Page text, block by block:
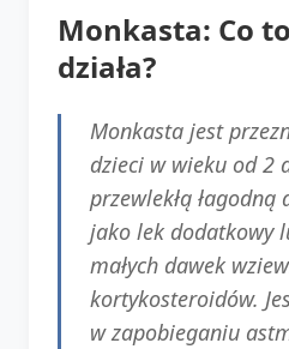
Monkasta: Co
działa?
Monkasta jest
dzieci w wieku od 2
przewlekłą
jako lek dodatkowy
małych dawek
kortykosteroidów.
w zapobieganiu